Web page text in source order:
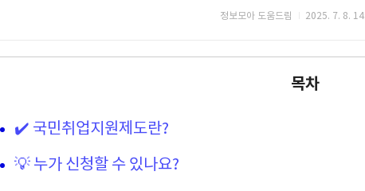
정보모아 도움드림 2025. 7. 8.
목차
✔️ 국민취업지원제도란?
💡 누가 신청할 수 있나요?